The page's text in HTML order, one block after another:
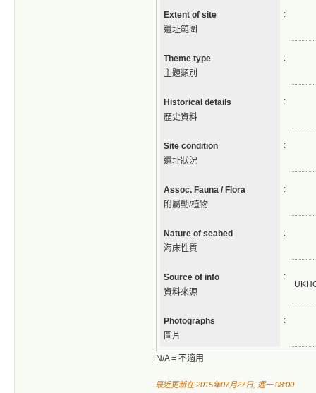
Extent of site
遺址範圍
:
Theme type
主題類別
:
Historical details
歷史資料
:
Site condition
遺址狀況
:
Assoc. Fauna / Flora
附屬動/植物
:
Nature of seabed
海床性質
:
Source of info
資料來源
:
Photographs
圖片
:
N/A = 不適用
最近更新在 2015年07月27日, 週一 08:00